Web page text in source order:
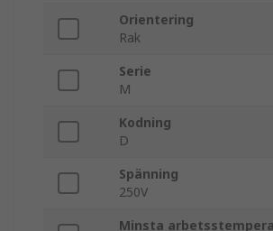
Orientering
Rak
Serie
M
Kodning
D
Spänning
250V
Minsta